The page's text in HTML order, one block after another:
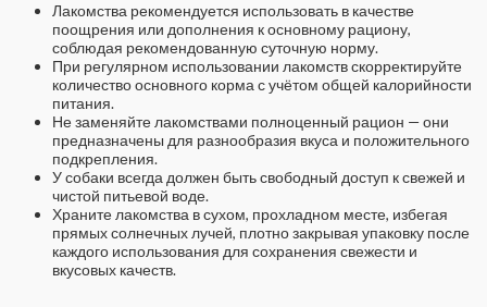
Лакомства рекомендуется использовать в качестве
поощрения или дополнения к основному рациону,
соблюдая рекомендованную суточную норму.
При регулярном использовании лакомств скорректируйте
количество основного корма с учётом общей калорийности
питания.
Не заменяйте лакомствами полноценный рацион — они
предназначены для разнообразия вкуса и положительного
подкрепления.
У собаки всегда должен быть свободный доступ к свежей и
чистой питьевой воде.
Храните лакомства в сухом, прохладном месте, избегая
прямых солнечных лучей, плотно закрывая упаковку после
каждого использования для сохранения свежести и
вкусовых качеств.